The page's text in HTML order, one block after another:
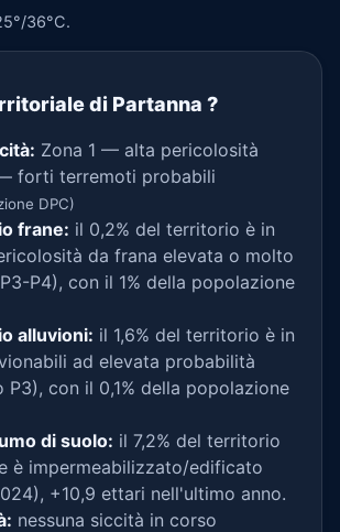
36°C.
di Partanna ?
Zona 1 — alta pericolosità
forti terremoti probabili
DPC)
frane: il 0,2% del territorio è in
da frana elevata o molto
P4), con il 1% della popolazione
alluvioni: il 1,6% del territorio è in
ad elevata probabilità
P3), con il 0,1% della popolazione
di suolo: il 7,2% del territorio
è impermeabilizzato/edificato
+10,9 ettari nell'ultimo anno.
nessuna siccità in corso